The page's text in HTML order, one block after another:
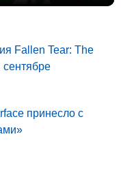
Fallen Tear: The
сентябре
принесло с